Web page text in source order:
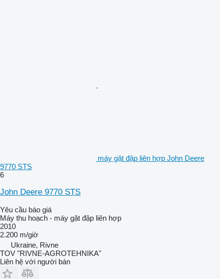
máy gặt đập liên hợp John Deere
9770 STS
6
John Deere 9770 STS
Yêu cầu báo giá
Máy thu hoạch - máy gặt đập liên hợp
2010
2.200 m/giờ
Ukraine, Rivne
TOV "RIVNE-AGROTEHNIKA"
Liên hệ với người bán